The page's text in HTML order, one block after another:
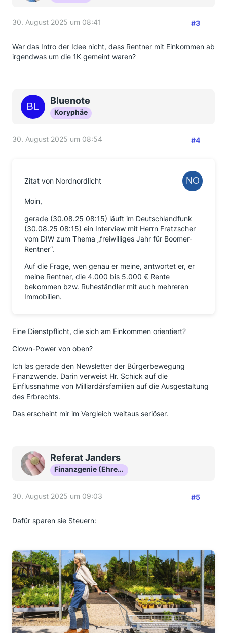
30. August 2025 um 08:41 #3
War das Intro der Idee nicht, dass Rentner mit Einkommen ab
irgendwas um die 1K gemeint waren?
Bluenote
Koryphäe
30. August 2025 um 08:54 #4
Zitat von Nordnordlicht
Moin,
gerade (30.08.25 08:15) läuft im Deutschlandfunk
(30.08.25 08:15) ein Interview mit Herrn Fratzscher
vom DIW zum Thema „freiwilliges Jahr für Boomer-
Rentner“.
Auf die Frage, wen genau er meine, antwortet er, er
meine Rentner, die 4.000 bis 5.000 € Rente
bekommen bzw. Ruheständler mit auch mehreren
Immobilien.
Eine Dienstpflicht, die sich am Einkommen orientiert?
Clown-Power von oben?
Ich las gerade den Newsletter der Bürgerbewegung
Finanzwende. Darin verweist Hr. Schick auf die
Einflussnahme von Milliardärsfamilien auf die Ausgestaltung
des Erbrechts.
Das erscheint mir im Vergleich weitaus seriöser.
Referat Janders
Finanzgenie (Ehrenmitglied)
30. August 2025 um 09:03 #5
Dafür sparen sie Steuern: